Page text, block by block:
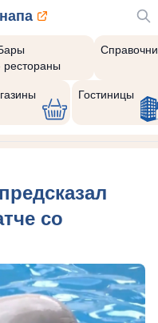
рестораны
Гостиницы
со